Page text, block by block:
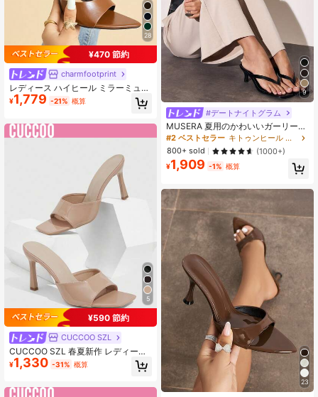
28
¥470 節約
charmfootprint
レディース ハイヒール ミラーミュー
ルシューズ 春夏 ナイトクラブ パー
ティー イブニングガラ アウトドア
テージ ウェディングシューズ サンダ
ル ヒール
¥1,779 -21% 概算
5
¥590 節約
CUCCOO SZL
CUCCOO SZL 春夏新作 レディース
シューズ アプリコットカラー ミラー
ピープトウ シンプル ハイヒールサン
セクシー パーティー レディースサン
¥1,330 -31% 概算
9
#デートナイトグラム
MUSERA 夏用のかわいいガーリーな
キトゥンヒールサンダル
#2 ベストセラー
キトゥンヒール レディース ヒールサンダル
800+ sold
(1000+)
¥1,909 -1% 概算
23